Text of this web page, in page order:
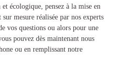
écologique, pensez à la mise en
sur mesure réalisée par nos experts
vos questions ou alors pour une
pouvez dès maintenant nous
ou en remplissant notre